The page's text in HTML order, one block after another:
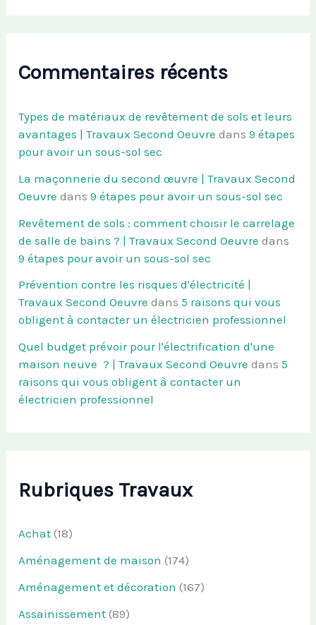
Commentaires récents
Types de matériaux de revêtement de sols et leurs
avantages | Travaux Second Oeuvre dans9 étapes
pour avoir un sous-sol sec
La maçonnerie du second œuvre | Travaux Second
Oeuvre dans9 étapes pour avoir un sous-sol sec
Revêtement de sols : comment choisir le carrelage
de salle de bains ? | Travaux Second Oeuvre dans
9 étapes pour avoir un sous-sol sec
Prévention contre les risques d'électricité |
Travaux Second Oeuvre dans5 raisons qui vous
obligent à contacter un électricien professionnel
Quel budget prévoir pour l'électrification d'une
maison neuve ? | Travaux Second Oeuvre dans5
raisons qui vous obligent à contacter un
électricien professionnel
Rubriques Travaux
Achat (18)
Aménagement de maison (174)
Aménagement et décoration (167)
Assainissement (89)